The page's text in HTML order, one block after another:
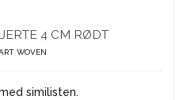
4 CM RØDT
WOVEN
similisten.